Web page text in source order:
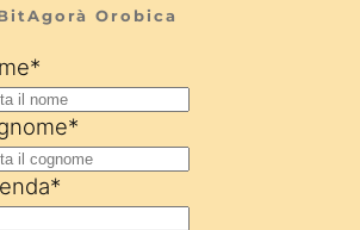
Orobica
*
*
*